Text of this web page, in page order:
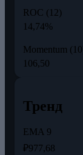
ROC (12)
14,74%
Momentum
106,50
Тренд
EMA 9
₽977,68